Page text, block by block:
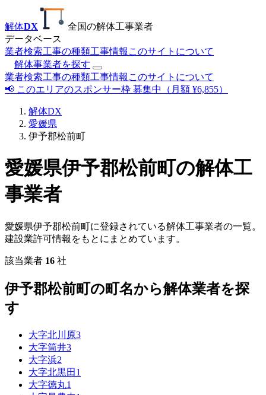
解体DX
全国の解体工事業者
データベース
業者検索工事の種類工事情報 このサイトについて
解体事業者を探す
業者検索工事の種類工事情報 このサイトについて
📢 このエリアのスポンサー枠 募集中（月額 ¥6,855）
解体DX
愛媛県
伊予郡松前町
愛媛県伊予郡松前町の解体工
事業者
愛媛県伊予郡松前町に登録されている解体工事業者の一覧。
建設業許可情報をもとにまとめています。
該当業者 16 社
伊予郡松前町の町名から解体業者を探
す
大字北川原3
大字筒井3
大字浜2
大字北黒田 1
大字徳丸1